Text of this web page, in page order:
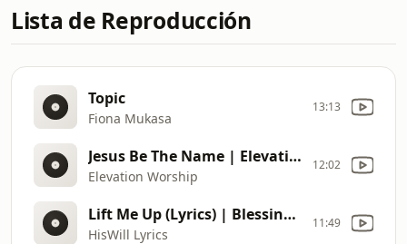
Lista de Reproducción
Topic
Fiona Mukasa
13:13
Jesus Be The Name | Elevation Worship (feat. Tiffany Hudson)
Elevation Worship
12:02
Lift Me Up (Lyrics) | Blessing Offor
HisWill Lyrics
11:49